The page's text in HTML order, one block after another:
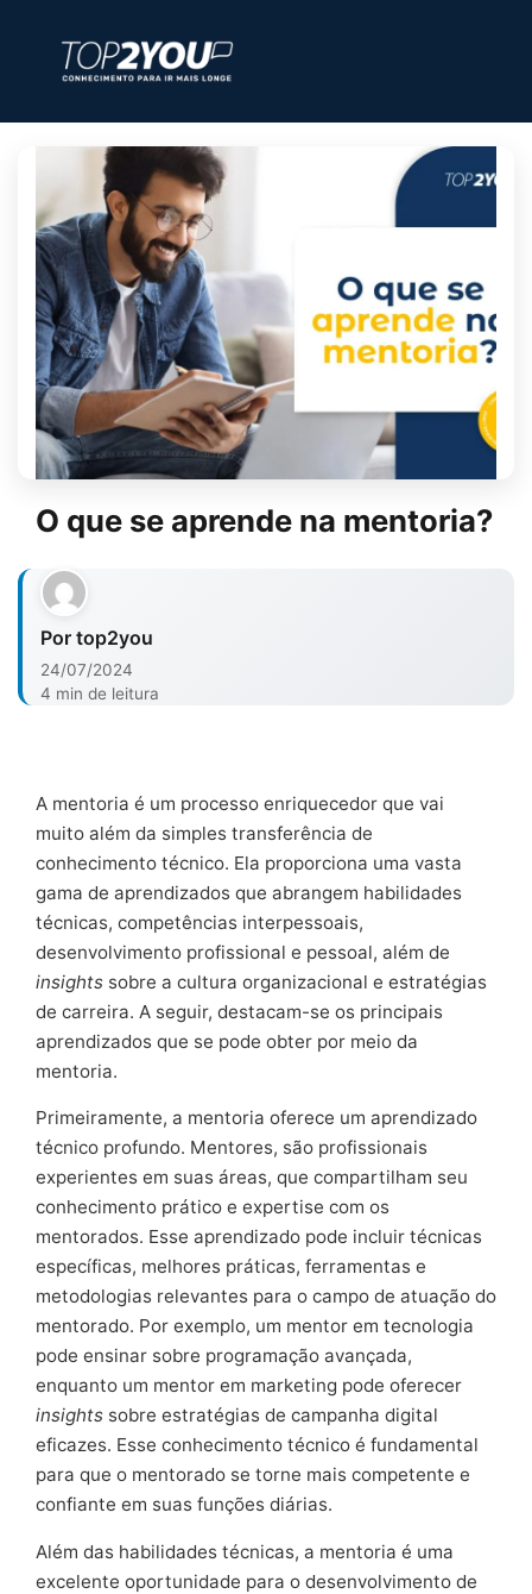
O que se aprende na mentoria?
Por top2you
24/07/2024
4 min de leitura
A mentoria é um processo enriquecedor que vai
muito além da simples transferência de
conhecimento técnico. Ela proporciona uma vasta
gama de aprendizados que abrangem habilidades
técnicas, competências interpessoais,
desenvolvimento profissional e pessoal, além de
insights sobre a cultura organizacional e estratégias
de carreira. A seguir, destacam-se os principais
aprendizados que se pode obter por meio da
mentoria.
Primeiramente, a mentoria oferece um aprendizado
técnico profundo. Mentores, são profissionais
experientes em suas áreas, que compartilham seu
conhecimento prático e expertise com os
mentorados. Esse aprendizado pode incluir técnicas
específicas, melhores práticas, ferramentas e
metodologias relevantes para o campo de atuação do
mentorado. Por exemplo, um mentor em tecnologia
pode ensinar sobre programação avançada,
enquanto um mentor em marketing pode oferecer
insights sobre estratégias de campanha digital
eficazes. Esse conhecimento técnico é fundamental
para que o mentorado se torne mais competente e
confiante em suas funções diárias.
Além das habilidades técnicas, a mentoria é uma
excelente oportunidade para o desenvolvimento de